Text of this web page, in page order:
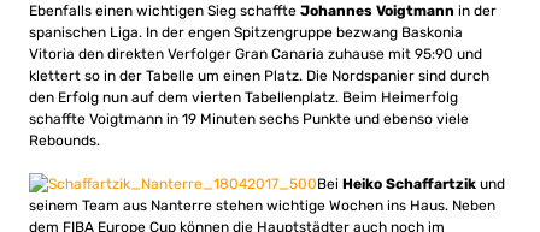
Ebenfalls einen wichtigen Sieg schaffte Johannes Voigtmann in der
spanischen Liga. In der engen Spitzengruppe bezwang Baskonia
Vitoria den direkten Verfolger Gran Canaria zuhause mit 95:90 und
klettert so in der Tabelle um einen Platz. Die Nordspanier sind durch
den Erfolg nun auf dem vierten Tabellenplatz. Beim Heimerfolg
schaffte Voigtmann in 19 Minuten sechs Punkte und ebenso viele
Rebounds.
Bei Heiko Schaffartzik und
seinem Team aus Nanterre stehen wichtige Wochen ins Haus. Neben
dem FIBA Europe Cup können die Hauptstädter auch noch im